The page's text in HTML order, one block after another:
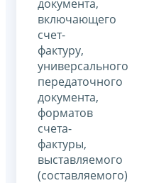
документа,
включающего
счет-
фактуру,
универсального
передаточного
документа,
форматов
счета-
фактуры,
выставляемого
(составляемого)